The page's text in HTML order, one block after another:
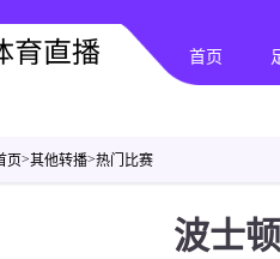
首页
页>其他转播>热门比赛
波士